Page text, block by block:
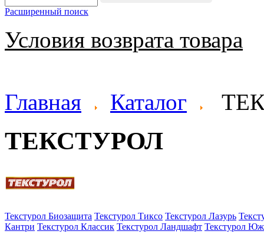
Расширенный поиск
Условия возврата товара
Главная Каталог
ТЕКСТУРОЛ
Текстурол Биозащита Текстурол Тиксо Текстурол Лазурь
Кантри Текстурол Классик Текстурол Ландшафт Текстурол